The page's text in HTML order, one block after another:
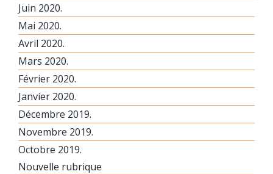
Juin 2020.
Mai 2020.
Avril 2020.
Mars 2020.
Février 2020.
Janvier 2020.
Décembre 2019.
Novembre 2019.
Octobre 2019.
Nouvelle rubrique